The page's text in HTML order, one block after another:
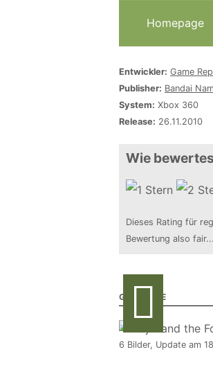
Homepage
Entwickler: Game
Publisher: Bandai
System: Xbox 360
Release: 26.11.2010
Wie
Dieses Rating für
Bewertung also fair...
GALERIE
6 Bilder, Update am